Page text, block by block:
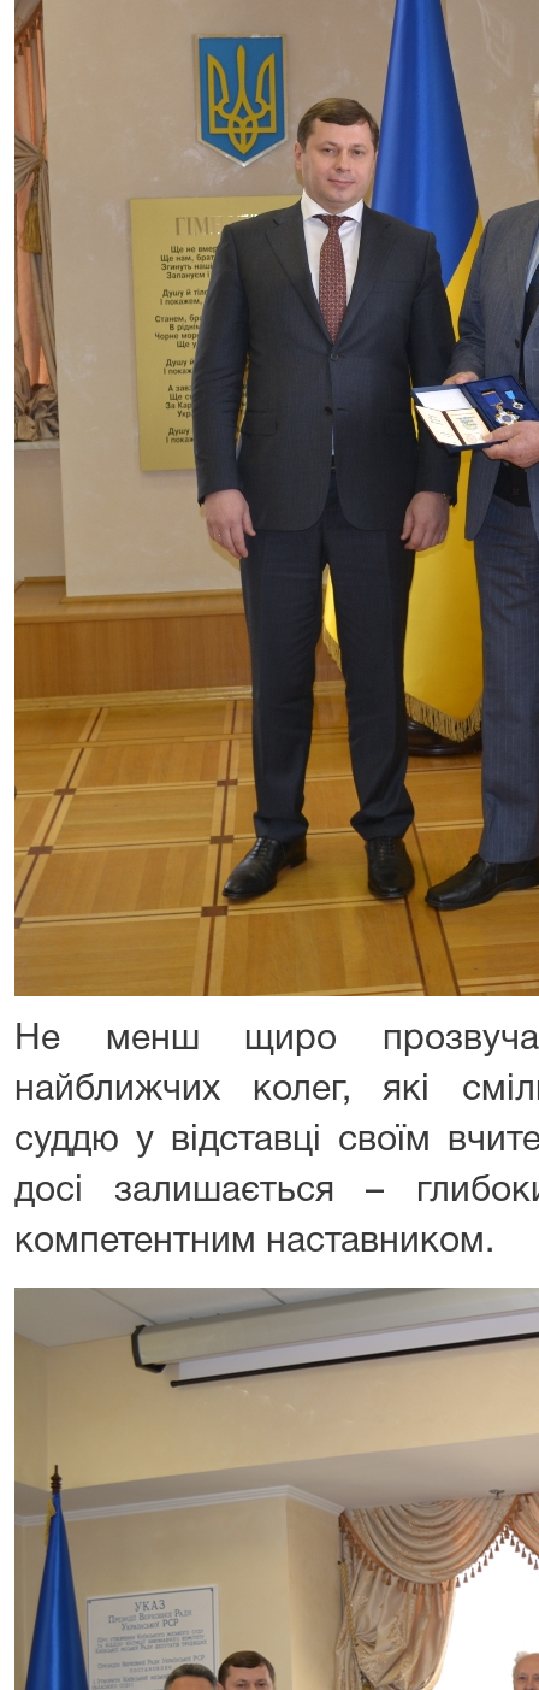
Не менш щиро
найближчих колег, які
суддю у відставці своїм
досі залишається –
компетентним наставником.